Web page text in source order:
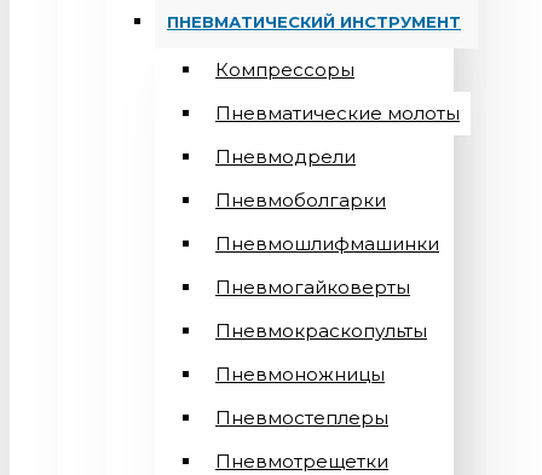
ПНЕВМАТИЧЕСКИЙ ИНСТРУМЕНТ
Компрессоры
Пневматические молоты
Пневмодрели
Пневмоболгарки
Пневмошлифмашинки
Пневмогайковерты
Пневмокраскопульты
Пневмоножницы
Пневмостеплеры
Пневмотрещетки